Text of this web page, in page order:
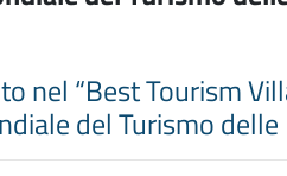
nel “Best Tourism
del Turismo